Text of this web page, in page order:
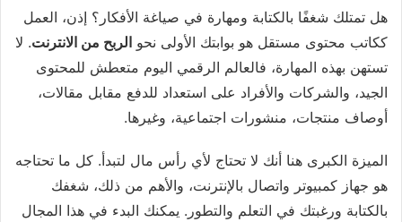
هل تمتلك شغفًا بالكتابة ومهارة في صياغة الأفكار؟ إذن، العمل
ككاتب محتوى مستقل هو بوابتك الأولى نحو الربح من الانترنت. لا
تستهن بهذه المهارة، فالعالم الرقمي اليوم متعطش للمحتوى
الجيد، والشركات والأفراد على استعداد للدفع مقابل مقالات،
أوصاف منتجات، منشورات اجتماعية، وغيرها.
الميزة الكبرى هنا أنك لا تحتاج لأي رأس مال لتبدأ. كل ما تحتاجه
هو جهاز كمبيوتر واتصال بالإنترنت، والأهم من ذلك، شغفك
بالكتابة ورغبتك في التعلم والتطور. يمكنك البدء في هذا المجال